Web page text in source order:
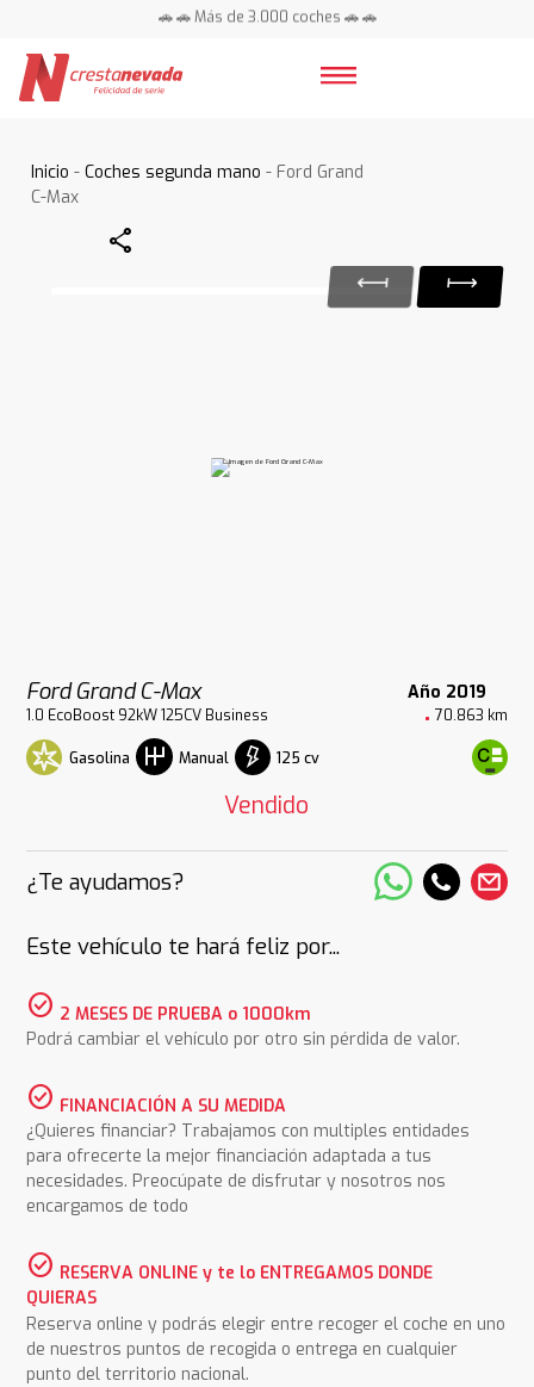
🚗 🚗 Más de 3.000 coches 🚗 🚗
Inicio -Coches segunda mano - Ford Grand
C-Max
Share
Ford Grand C-Max Año 2019
1.0 EcoBoost 92kW 125CV Business 70.863 km
Gasolina Manual 125 cv
Vendido
¿Te ayudamos?
Este vehículo te hará feliz por...
check_circle 2 MESES DE PRUEBA o 1000km
Podrá cambiar el vehículo por otro sin pérdida de valor.
check_circle FINANCIACIÓN A SU MEDIDA
¿Quieres financiar? Trabajamos con multiples entidades
para ofrecerte la mejor financiación adaptada a tus
necesidades. Preocúpate de disfrutar y nosotros nos
encargamos de todo
check_circle RESERVA ONLINE y te lo ENTREGAMOS DONDE
QUIERAS
Reserva online y podrás elegir entre recoger el coche en uno
de nuestros puntos de recogida o entrega en cualquier
punto del territorio nacional.